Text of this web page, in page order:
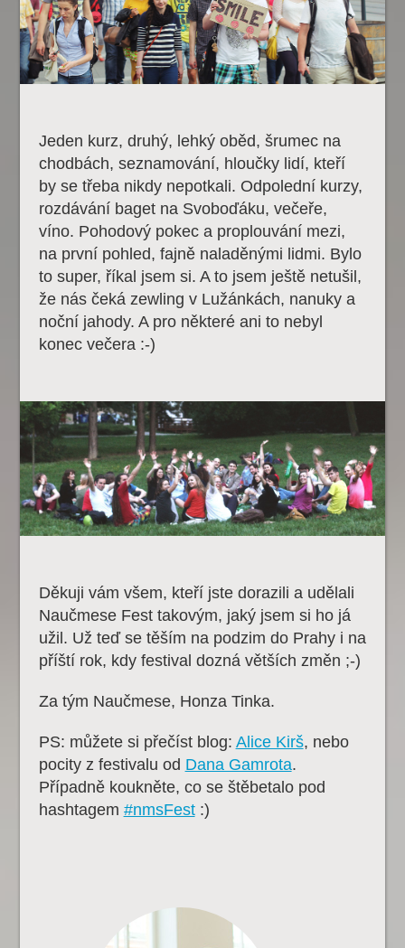
Jeden kurz, druhý, lehký oběd, šrumec na
chodbách, seznamování, hloučky lidí, kteří
by se třeba nikdy nepotkali. Odpolední kurzy,
rozdávání baget na Svoboďáku, večeře,
víno. Pohodový pokec a proplouvání mezi,
na první pohled, fajně naladěnými lidmi. Bylo
to super, říkal jsem si. A to jsem ještě netušil,
že nás čeká zewling v Lužánkách, nanuky a
noční jahody. A pro některé ani to nebyl
konec večera :-)
Děkuji vám všem, kteří jste dorazili a udělali
Naučmese Fest takovým, jaký jsem si ho já
užil. Už teď se těším na podzim do Prahy i na
příští rok, kdy festival dozná větších změn ;-)
Za tým Naučmese, Honza Tinka.
PS: můžete si přečíst blog: Alice Kirš, nebo
pocity z festivalu od Dana Gamrota.
Případně koukněte, co se štěbetalo pod
hashtagem #nmsFest:)